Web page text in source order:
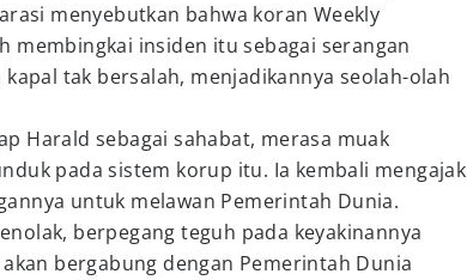
menyebutkan bahwa koran Weekly
membingkai insiden itu sebagai serangan
tak bersalah, menjadikannya seolah-olah
Harald sebagai sahabat, merasa muak
pada sistem korup itu. Ia kembali mengajak
untuk melawan Pemerintah Dunia.
berpegang teguh pada keyakinannya
bergabung dengan Pemerintah Dunia